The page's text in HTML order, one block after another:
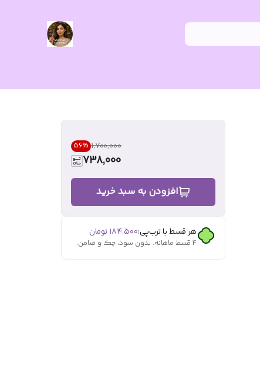
۱٬۷۰۰٬۰۰۰ 56%
738,000
افزودن به سبد خرید
هر قسط با ترب‌پی:۱۸۴٬۵۰۰تومان
۴ قسط ماهانه. بدون سود، چک و ضامن.